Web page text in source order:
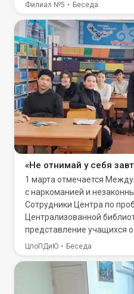
Филиал №5 Беседа
«Не отнимай у себя
1 марта отмечается
с наркоманией и
Сотрудники Центра по
Централизованной
представление учащихся о
ЦпоПДиЮ Беседа